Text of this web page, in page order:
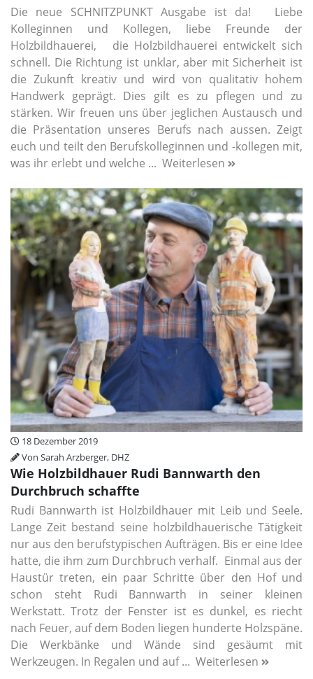
Die neue SCHNITZPUNKT Ausgabe ist da! Liebe
Kolleginnen und Kollegen, liebe Freunde der
Holzbildhauerei, die Holzbildhauerei entwickelt sich
schnell. Die Richtung ist unklar, aber mit Sicherheit ist
die Zukunft kreativ und wird von qualitativ hohem
Handwerk geprägt. Dies gilt es zu pflegen und zu
stärken. Wir freuen uns über jeglichen Austausch und
die Präsentation unseres Berufs nach aussen. Zeigt
euch und teilt den Berufskolleginnen und -kollegen mit,
was ihr erlebt und welche ... Weiterlesen
18 Dezember 2019
Von Sarah Arzberger, DHZ
Wie Holzbildhauer Rudi Bannwarth den
Durchbruch schaffte
Rudi Bannwarth ist Holzbildhauer mit Leib und Seele.
Lange Zeit bestand seine holzbildhauerische Tätigkeit
nur aus den berufstypischen Aufträgen. Bis er eine Idee
hatte, die ihm zum Durchbruch verhalf. Einmal aus der
Haustür treten, ein paar Schritte über den Hof und
schon steht Rudi Bannwarth in seiner kleinen
Werkstatt. Trotz der Fenster ist es dunkel, es riecht
nach Feuer, auf dem Boden liegen hunderte Holzspäne.
Die Werkbänke und Wände sind gesäumt mit
Werkzeugen. In Regalen und auf ... Weiterlesen